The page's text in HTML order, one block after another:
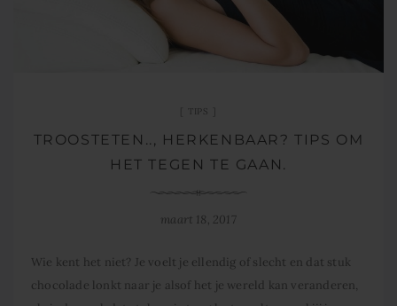
TIPS
TROOSTETEN.., HERKENBAAR? TIPS OM
HET TEGEN TE GAAN.
maart 18, 2017
Wie kent het niet? Je voelt je ellendig of slecht en dat stuk
chocolade lonkt naar je alsof het je wereld kan veranderen,